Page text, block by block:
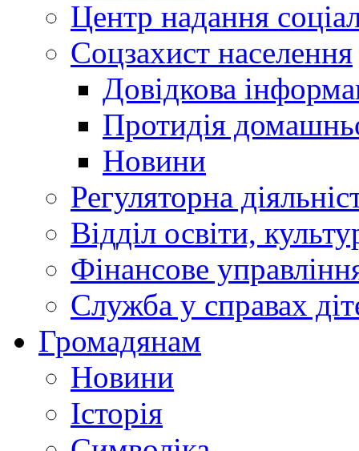
Центр надання
Соцзахист населення
Довідкова
Протидія
Новини
Регуляторна
Відділ освіти,
Фінансове
Служба у справах
Громадянам
Новини
Історія